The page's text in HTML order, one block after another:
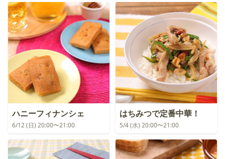
ハニーフィナンシェ
6/12 (日) 20:00〜21:00
はちみつで定番中華！
5/4 (水) 20:00〜21:00